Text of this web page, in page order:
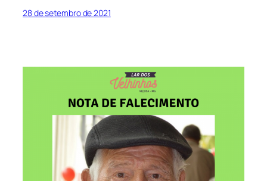
28 de setembro de 2021